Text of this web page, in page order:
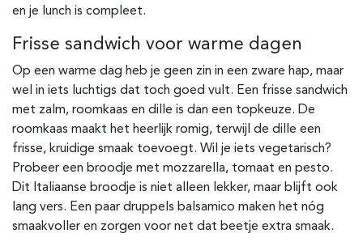
en je lunch is compleet.
Frisse sandwich voor warme dagen
Op een warme dag heb je geen zin in een zware hap, maar
wel in iets luchtigs dat toch goed vult. Een frisse sandwich
met zalm, roomkaas en dille is dan een topkeuze. De
roomkaas maakt het heerlijk romig, terwijl de dille een
frisse, kruidige smaak toevoegt. Wil je iets vegetarisch?
Probeer een broodje met mozzarella, tomaat en pesto.
Dit Italiaanse broodje is niet alleen lekker, maar blijft ook
lang vers. Een paar druppels balsamico maken het nóg
smaakvoller en zorgen voor net dat beetje extra smaak.